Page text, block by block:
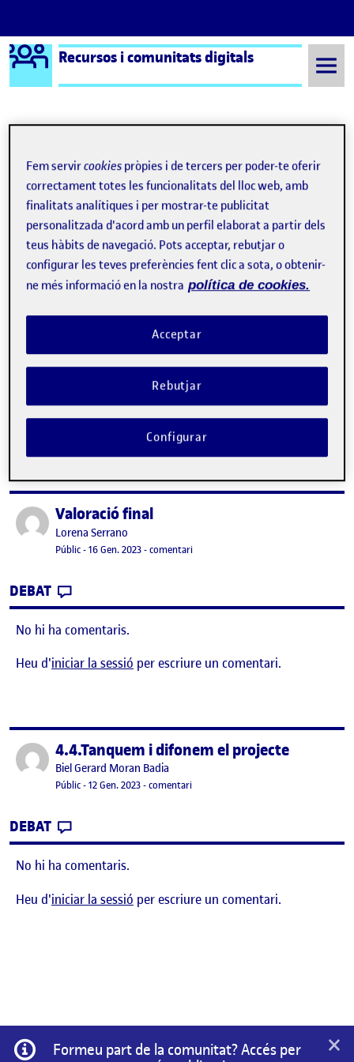
Saltar al contingut
Logo Ágora
Recursos i comunitats digitals
4. Tanquem el projecte i el
difonem!
Publicat perValoració final
Visibilitat:
Públic-Data de publicació
19 Gen. 202319 gener, 2023 5:42 pm
-comentariel Valoració final
DEBAT CONTRIBUTION
0
EL VALORACIÓ FINAL
per escriure un comentari.
Publicat perValoració final
Publicat per
Lorena Serrano
Visibilitat:
Públic-Data de publicació
16 Gen. 202317 gener, 2023 6:39 pm
-comentariel Valoració final
DEBAT
No hi ha comentaris.
Heu d'iniciar la sessió per escriure un comentari.
Publicat per4.4.Tanquem i difonem el projecte
Publicat per
Biel Gerard Moran Badia
Visibilitat:
Públic-Data de publicació
12 Gen. 2023-comentariel 4.4.Tanquem i difonem el projecte
DEBAT
No hi ha comentaris.
Heu d'iniciar la sessió per escriure un comentari.
Informació
Formeu part de la comunitat? Accés per
×
Fem servircookies pròpies i de tercers per poder-te oferir
correctament totes les funcionalitats del lloc web, amb
finalitats analítiques i per mostrar-te publicitat
personalitzada d'acord amb un perfil elaborat a partir dels
teus hàbits de navegació. Pots acceptar, rebutjar o
configurar les teves preferències fent clic a sota, o obtenir-
ne més informació en la nostra política de cookies.
Rebutjar
Acceptar
Configurar